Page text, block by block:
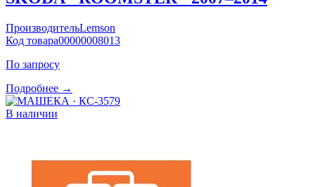
ПроизводительLemson
Код товара00000008013
По запросу
Подробнее →
В наличии